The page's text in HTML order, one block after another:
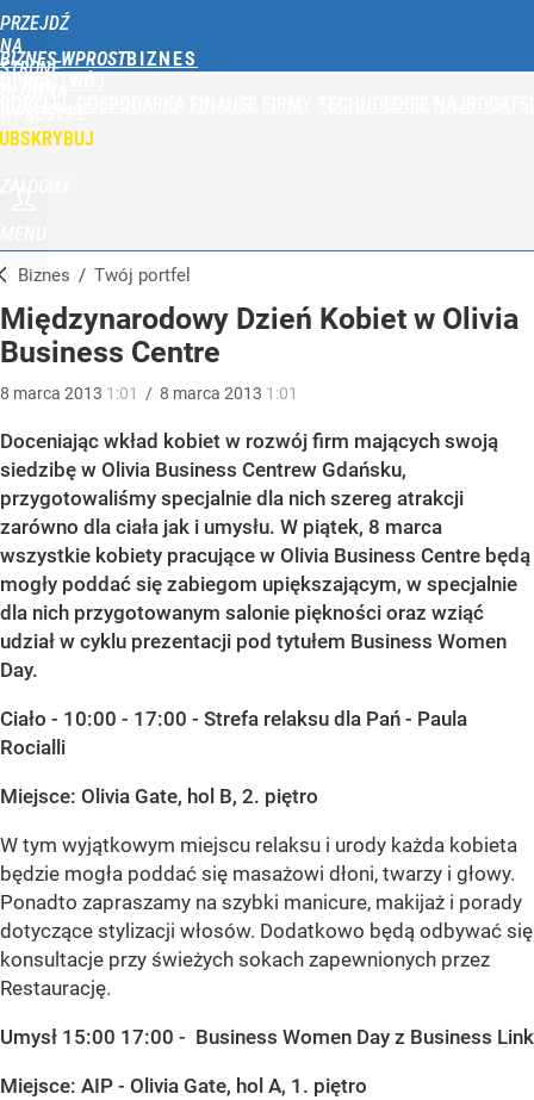
PRZEJDŹ
NA
STRONĘ
BIZNES WPROST
Biznes / Twój portfel
Międzynarodowy Dzień Kobiet w Olivia
Business Centre
8 marca 2013 1:01 / 8 marca 2013 1:01
Doceniając wkład kobiet w rozwój firm mających swoją
siedzibę w Olivia Business Centrew Gdańsku,
przygotowaliśmy specjalnie dla nich szereg atrakcji
zarówno dla ciała jak i umysłu. W piątek, 8 marca
wszystkie kobiety pracujące w Olivia Business Centre będą
mogły poddać się zabiegom upiększającym, w specjalnie
dla nich przygotowanym salonie piękności oraz wziąć
udział w cyklu prezentacji pod tytułem Business Women
Day.
Ciało - 10:00 - 17:00 - Strefa relaksu dla Pań - Paula
Rocialli
Miejsce: Olivia Gate, hol B, 2. piętro
W tym wyjątkowym miejscu relaksu i urody każda kobieta
będzie mogła poddać się masażowi dłoni, twarzy i głowy.
Ponadto zapraszamy na szybki manicure, makijaż i porady
dotyczące stylizacji włosów. Dodatkowo będą odbywać się
konsultacje przy świeżych sokach zapewnionych przez
Restaurację.
Umysł 15:00 17:00 - Business Women Day z Business Link
Miejsce: AIP - Olivia Gate, hol A, 1. piętro